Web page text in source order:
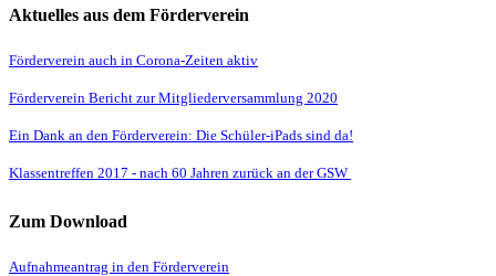
Aktuelles aus dem Förderverein
Förderverein auch in Corona-Zeiten aktiv
Förderverein Bericht zur Mitgliederversammlung 2020
Ein Dank an den Förderverein: Die Schüler-iPads sind da!
Klassentreffen 2017 - nach 60 Jahren zurück an der GSW
Zum Download
Aufnahmeantrag in den Förderverein